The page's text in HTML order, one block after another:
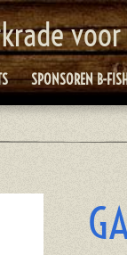
SPONSOREN B-